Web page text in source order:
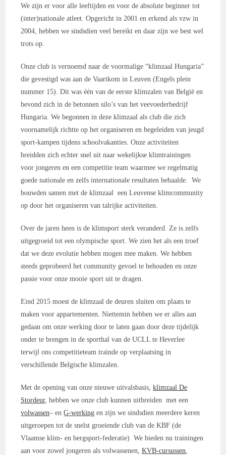
We zijn er voor alle leeftijden en voor de absolute beginner tot
(inter)nationale atleet. Opgericht in 2001 en erkend als vzw in
2004, hebben we sindsdien veel bereikt en daar zijn we best wel
trots op.
Onze club is vernoemd naar de voormalige “klimzaal Hungaria”
die gevestigd was aan de Vaartkom in Leuven (Engels plein
nummer 15). Dit was één van de eerste klimzalen van België en
bevond zich in de betonnen silo’s van het veevoederbedrijf
Hungaria. We begonnen in deze klimzaal als club die zich
voornamelijk richtte op het organiseren en begeleiden van jeugd
sport-kampen tijdens schoolvakanties. Onze activiteiten
breidden zich echter snel uit naar wekelijkse klimtrainingen
voor jongeren en een competitie team waarmee we regelmatig
goede nationale en zelfs internationale resultaten behaalde. We
bouwden samen met de klimzaal een Leuvense klimcommunity
op door het organiseren van talrijke activiteiten.
Over de jaren heen is de klimsport sterk veranderd. Ze is zelfs
uitgegroeid tot een olympische sport. We zien het als een troef
dat we deze evolutie hebben mogen mee maken. We hebben
steeds geprobeerd het community gevoel te behouden en onze
passie voor onze mooie sport uit te dragen.
Eind 2015 moest de klimzaal de deuren sluiten om plaats te
maken voor appartementen. Niettemin hebben we er alles aan
gedaan om onze werking door te laten gaan door deze tijdelijk
onder te brengen in de sporthal van de UCLL te Heverlee
terwijl ons competitieteam trainde op verplaatsing in
verschillende Belgische klimzalen.
Met de opening van onze nieuwe uitvalsbasis,klimzaal De
Stordeur, hebben we onze club kunnen uitbreiden met een
volwassen– enG-werking en zijn we sindsdien meerdere keren
uitgeroepen tot de snelst groeiende club van de KBF (de
Vlaamse klim- en bergsport-federatie) We bieden nu trainingen
aan voor zowel jongeren als volwassenen,KVB-cursussen